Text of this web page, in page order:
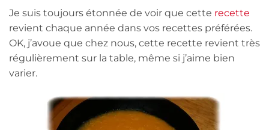
Je suis toujours étonnée de voir que cette recette
revient chaque année dans vos recettes préférées.
OK, j’avoue que chez nous, cette recette revient très
régulièrement sur la table, même si j’aime bien
varier.